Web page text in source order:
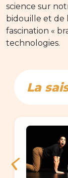
science sur
bidouille et de
fascination «
technologies.
La